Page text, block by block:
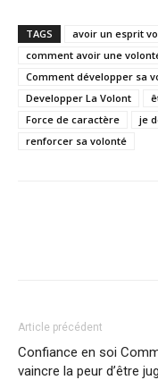
TAGS avoir un esprit
comment avoir une
Comment développer sa
Developper La Volont
Force de caractère
je
renforcer sa volonté
Article précédent
Confiance en soi
vaincre la peur d’être